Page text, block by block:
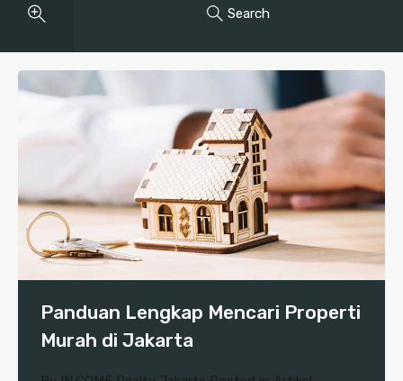
Search
Panduan Lengkap Mencari Properti
Murah di Jakarta